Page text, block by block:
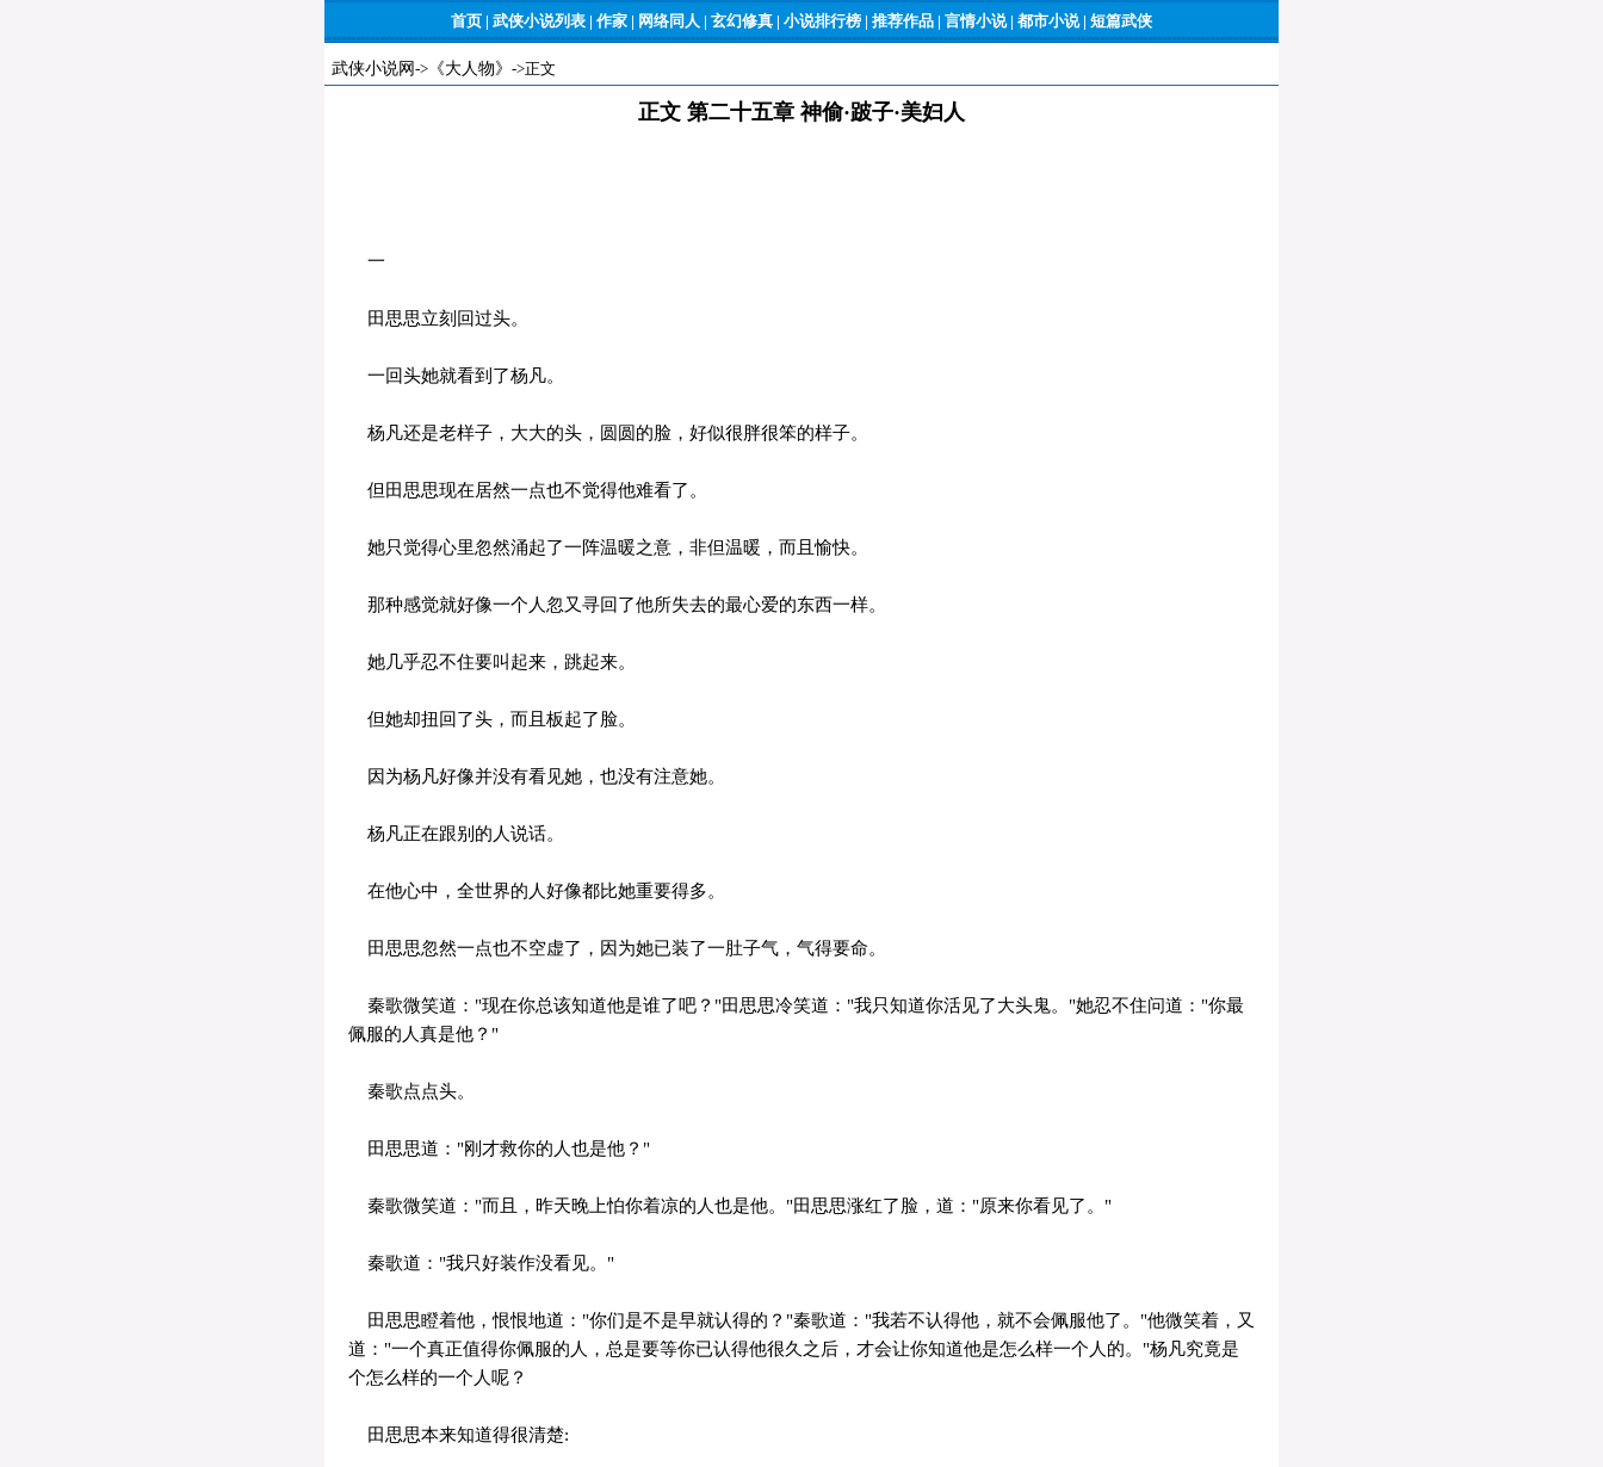
首页 | 武侠小说列表 | 作家 | 网络同人 | 玄幻修真 | 小说排行榜 | 推荐作品 | 言情小说| 都市小说 | 短篇武侠
武侠小说网 -> 《大人物》 ->正文
正文 第二十五章 神偷·跛子·美妇人
一
田思思立刻回过头。
一回头她就看到了杨凡。
杨凡还是老样子，大大的头，圆圆的脸，好似很胖很笨的样子。
但田思思现在居然一点也不觉得他难看了。
她只觉得心里忽然涌起了一阵温暖之意，非但温暖，而且愉快。
那种感觉就好像一个人忽又寻回了他所失去的最心爱的东西一样。
她几乎忍不住要叫起来，跳起来。
但她却扭回了头，而且板起了脸。
因为杨凡好像并没有看见她，也没有注意她。
杨凡正在跟别的人说话。
在他心中，全世界的人好像都比她重要得多。
田思思忽然一点也不空虚了，因为她已装了一肚子气，气得要命。
秦歌微笑道："现在你总该知道他是谁了吧？"田思思冷笑道："我只知道你活见了大头鬼。"她忍不住问道："你最
佩服的人真是他？"
秦歌点点头。
田思思道："刚才救你的人也是他？"
秦歌微笑道："而且，昨天晚上怕你着凉的人也是他。"田思思涨红了脸，道："原来你看见了。"
秦歌道："我只好装作没看见。"
田思思瞪着他，恨恨地道："你们是不是早就认得的？"秦歌道："我若不认得他，就不会佩服他了。"他微笑着，又
道："一个真正值得你佩服的人，总是要等你已认得他很久之后，才会让你知道他是怎么样一个人的。"杨凡究竟是
个怎么样的一个人呢？
田思思本来知道得很清楚: